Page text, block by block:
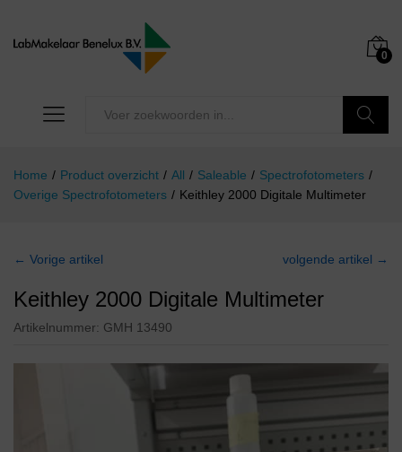
0
Home / Product overzicht / All / Saleable / Spectrofotometers /
Overige Spectrofotometers / Keithley 2000 Digitale Multimeter
← Vorige artikel volgende artikel →
Keithley 2000 Digitale Multimeter
Artikelnummer: GMH 13490